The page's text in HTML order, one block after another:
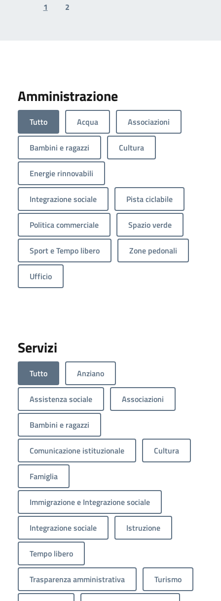
Previous page
1 2
Amministrazione
Tutto Acqua Associazioni
Bambini e ragazzi Cultura
Energie rinnovabili
Integrazione sociale Pista ciclabile
Politica commerciale Spazio verde
Sport e Tempo libero Zone pedonali
Ufficio
Servizi
Tutto Anziano
Assistenza sociale Associazioni
Bambini e ragazzi
Comunicazione istituzionale Cultura
Famiglia
Immigrazione e Integrazione sociale
Integrazione sociale Istruzione
Tempo libero
Trasparenza amministrativa Turismo